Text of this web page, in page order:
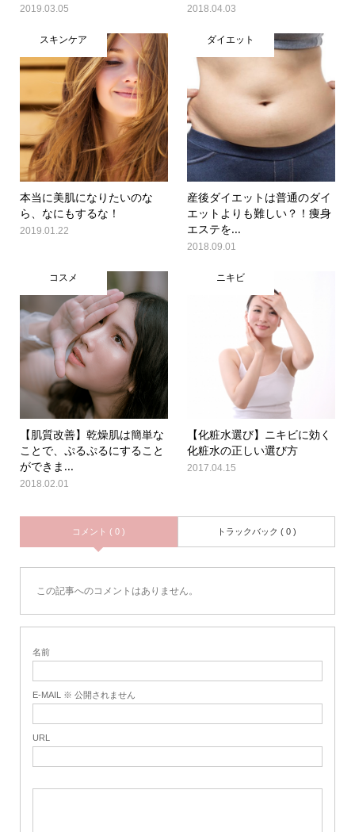
2019.03.05 2018.04.03
スキンケア
本当に美肌になりたいのな
ら、なにもするな！
2019.01.22
ダイエット
産後ダイエットは普通のダイ
エットよりも難しい？！痩身
エステを...
2018.09.01
コスメ
【肌質改善】乾燥肌は簡単な
ことで、ぷるぷるにすること
ができま...
2018.02.01
ニキビ
【化粧水選び】ニキビに効く
化粧水の正しい選び方
2017.04.15
コメント ( 0 ) トラックバック ( 0 )
この記事へのコメントはありません。
名前
E-MAIL ※ 公開されません
URL